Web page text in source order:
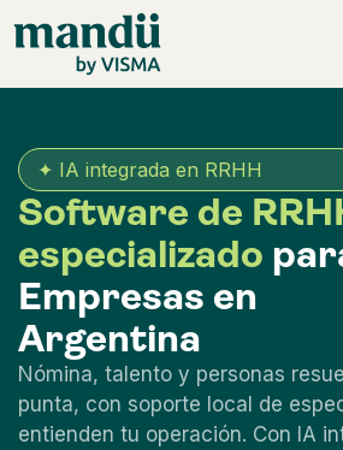
✦ IA integrada en RRHH
Software de
especializado
Empresas en
Argentina
Nómina, talento y personas
punta, con soporte local de
entienden tu operación. Con IA